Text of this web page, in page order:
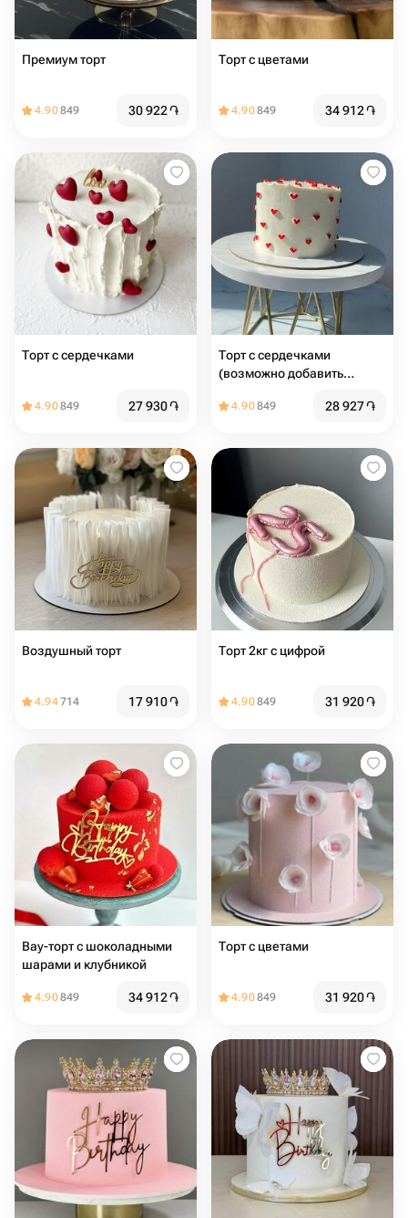
Премиум торт
4.90849 30 922֏
Торт с цветами
4.90849 34 912֏
Торт с сердечками
4.90849 27 930֏
Торт с сердечками
(возможно добавить
4.90849 28 927֏
Воздушный торт
4.94714 17 910֏
Торт 2кг с цифрой
4.90849 31 920֏
Вау-торт с шоколадными
шарами и клубникой
4.90849 34 912֏
Торт с цветами
4.90849 31 920֏